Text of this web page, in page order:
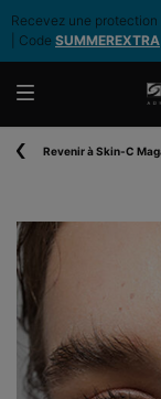
Recevez une protection
| Code SUMMEREXTRA
Revenir à Skin-C